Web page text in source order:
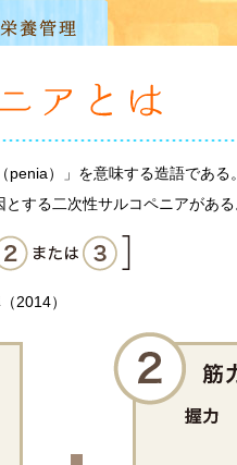
）」を意味する造語であ
する二次性サルコペニアがあ
2014）